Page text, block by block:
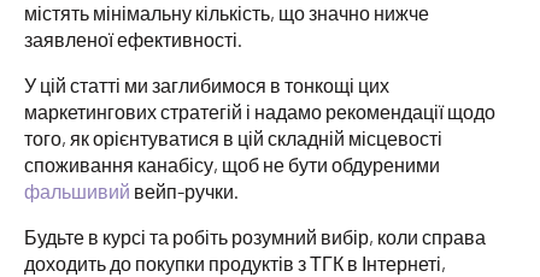
містять мінімальну кількість, що значно нижче
заявленої ефективності.
У цій статті ми заглибимося в тонкощі цих
маркетингових стратегій і надамо рекомендації щодо
того, як орієнтуватися в цій складній місцевості
споживання канабісу, щоб не бути обдуреними
фальшивий вейп-ручки.
Будьте в курсі та робіть розумний вибір, коли справа
доходить до покупки продуктів з ТГК в Інтернеті,